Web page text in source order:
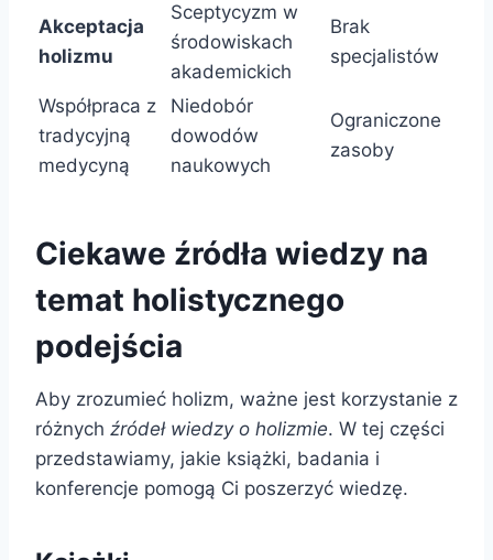
Akceptacja
holizmu
Sceptycyzm w
środowiskach
akademickich
Brak
specjalistów
Współpraca z
tradycyjną
medycyną
Niedobór
dowodów
naukowych
Ograniczone
zasoby
Ciekawe źródła wiedzy na
temat holistycznego
podejścia
Aby zrozumieć holizm, ważne jest korzystanie z
różnych źródeł wiedzy o holizmie. W tej części
przedstawiamy, jakie książki, badania i
konferencje pomogą Ci poszerzyć wiedzę.